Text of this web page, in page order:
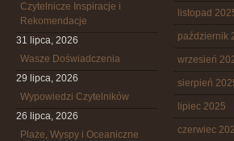
Czytelnicze Inspiracje i
Rekomendacje
31 lipca, 2026
Wasze Doświadczenia
29 lipca, 2026
Wypowiedzi Czytelników
26 lipca, 2026
Plaże, Wyspy i Oceaniczne
listopad
październik
wrzesień
sierpień
lipiec 2025
czerwiec